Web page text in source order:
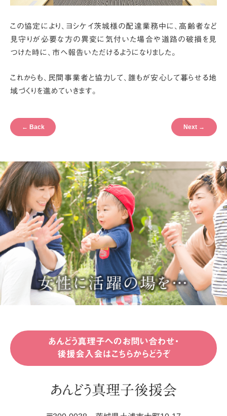
この協定により、ヨシケイ茨城様の配達業務中に、 高齢者など
見守りが必要な方の異変に気付いた場合や道路の破損を見
つけた時に、 市へ報告いただけるようになりました。
これからも、民間事業者と協力して、誰もが安心して暮らせる地
域づくりを進めていきます。
← Back Next →
あんどう真理子へのお問い合わせ・
後援会入会はこちらからどうぞ
あんどう真理子後援会